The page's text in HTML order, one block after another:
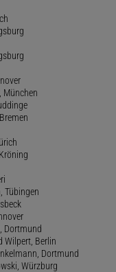
München
Tübingen
Dortmund
Wilpert, Berlin
Dortmund
Würzburg